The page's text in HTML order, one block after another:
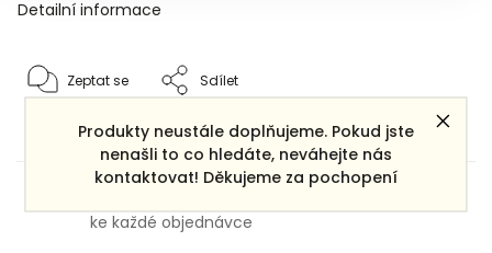
Produkty neustále doplňujeme. Pokud jste
nenašli to co hledáte, neváhejte nás
kontaktovat! Děkujeme za pochopení
Detailní informace
Zeptat se Sdílet
Dárek zdarma
ke každé objednávce